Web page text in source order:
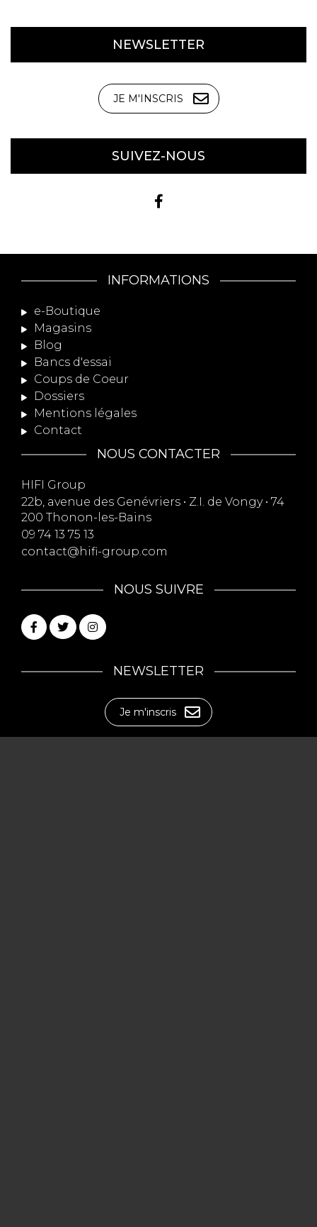
NEWSLETTER
JE M'INSCRIS
SUIVEZ-NOUS
INFORMATIONS
e-Boutique
Magasins
Blog
Bancs d'essai
Coups de Coeur
Dossiers
Mentions légales
Contact
NOUS CONTACTER
HIFI Group
22b, avenue des Genévriers • Z.I. de Vongy • 74
200 Thonon-les-Bains
09 74 13 75 13
contact@hifi-group.com
NOUS SUIVRE
NEWSLETTER
Je m'inscris